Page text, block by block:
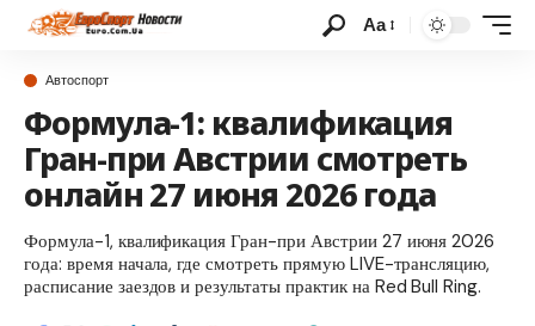
Аа
Автоспорт
Формула-1: квалификация
Гран-при Австрии смотреть
онлайн 27 июня 2026 года
Формула-1, квалификация Гран-при Австрии 27 июня 2026
года: время начала, где смотреть прямую LIVE-трансляцию,
расписание заездов и результаты практик на Red Bull Ring.